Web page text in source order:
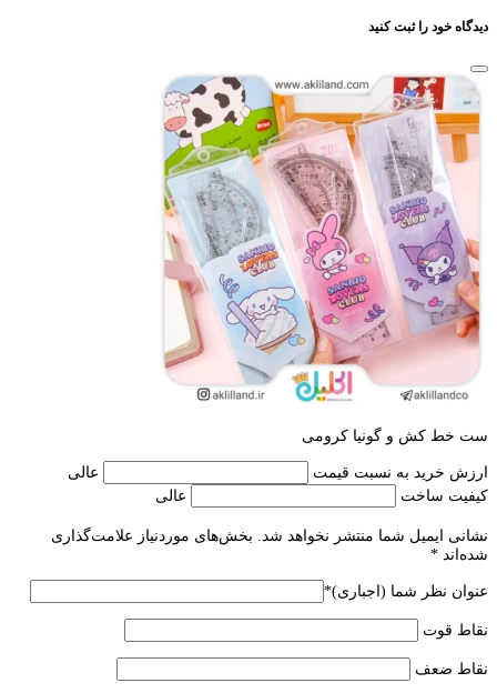
دیدگاه خود را ثبت کنید
ست خط کش و گونیا کرومی
ارزش خرید به نسبت قیمت
عالی
کیفیت ساخت
عالی
نشانی ایمیل شما منتشر نخواهد شد.
بخش‌های موردنیاز علامت‌گذاری
شده‌اند *
عنوان نظر شما (اجباری)*
نقاط قوت
نقاط ضعف